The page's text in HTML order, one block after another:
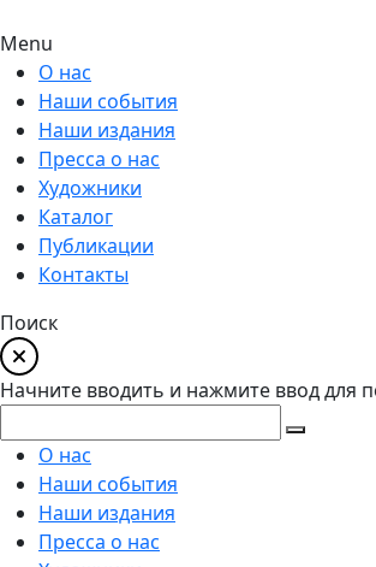
Menu
О нас
Наши события
Наши издания
Пресса о нас
Художники
Каталог
Публикации
Контакты
Поиск
Начните вводить и нажмите ввод для
О нас
Наши события
Наши издания
Пресса о нас